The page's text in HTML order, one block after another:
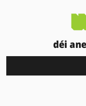
déi